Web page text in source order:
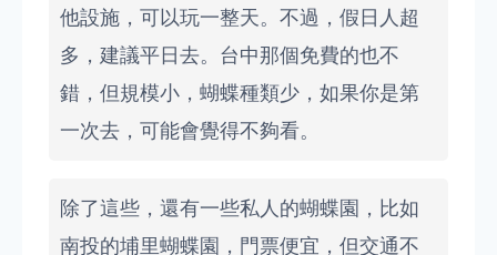
他設施，可以玩一整天。不過，假日人超
多，建議平日去。台中那個免費的也不
錯，但規模小，蝴蝶種類少，如果你是第
一次去，可能會覺得不夠看。
除了這些，還有一些私人的蝴蝶園，比如
南投的埔里蝴蝶園，門票便宜，但交通不